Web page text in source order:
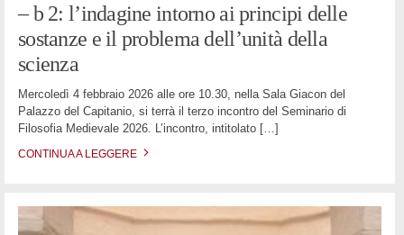
– b 2: l’indagine intorno ai principi delle
sostanze e il problema dell’unità della
scienza
Mercoledì 4 febbraio 2026 alle ore 10.30, nella Sala Giacon del
Palazzo del Capitanio, si terrà il terzo incontro del Seminario di
Filosofia Medievale 2026. L’incontro, intitolato […]
CONTINUA A LEGGERE